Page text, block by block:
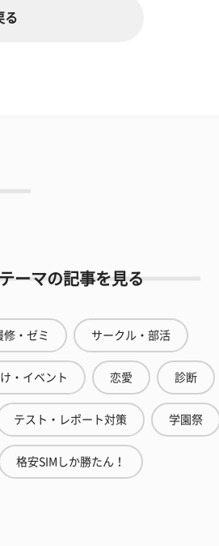
る
ーマの記事を見る
修・ゼミ サークル・部活
・イベント 恋愛 診断
テスト・レポート対策 学園祭
格安SIMしか勝たん！